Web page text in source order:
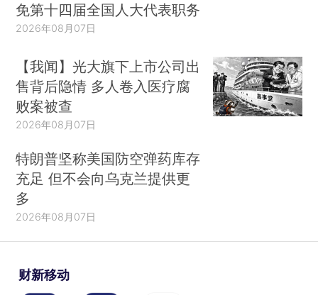
免第十四届全国人大代表职务
2026年08月07日
【我闻】光大旗下上市公司出
售背后隐情 多人卷入医疗腐
败案被查
2026年08月07日
特朗普坚称美国防空弹药库存
充足 但不会向乌克兰提供更
多
2026年08月07日
财新移动